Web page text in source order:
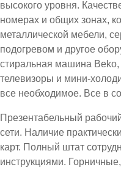
высокого уровня.
номерах и общих зонах,
металлической мебели,
подогревом и другое
стиральная машина
телевизоры и мини-
все необходимое. Все в
Презентабельный
сети. Наличие
карт. Полный штат
инструкциями.